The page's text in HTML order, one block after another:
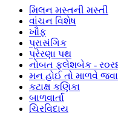
મિલન મસ્તની મસ્તી
વાંચન વિશેષ
ખૌફ
પ્રાસંગિક
પ્રેરણા પથ
નોબત ફ્લેશબેક -
મન હોઈ તો માળવે
કટાક્ષ કણિકા
બાળવાર્તા
ચિરવિદાય